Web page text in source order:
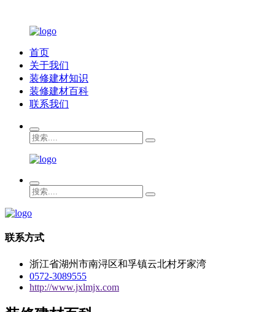
首页
关于我们
装修建材知识
装修建材百科
联系我们
联系方式
浙江省湖州市南浔区和孚镇云北村牙家湾
0572-3089555
http://www.jxlmjx.com